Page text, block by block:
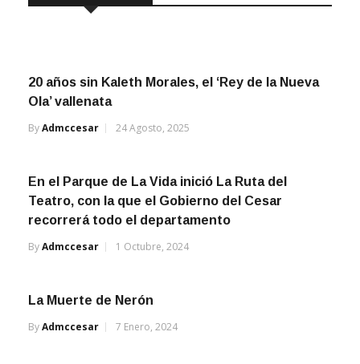
20 años sin Kaleth Morales, el ‘Rey de la Nueva
Ola’ vallenata
ByAdmccesar 24 Agosto, 2025
En el Parque de La Vida inició La Ruta del
Teatro, con la que el Gobierno del Cesar
recorrerá todo el departamento
ByAdmccesar 1 Octubre, 2024
La Muerte de Nerón
ByAdmccesar 7 Enero, 2024